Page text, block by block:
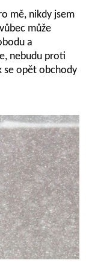
mě, nikdy jsem
může
a
nebudu proti
se opět obchody